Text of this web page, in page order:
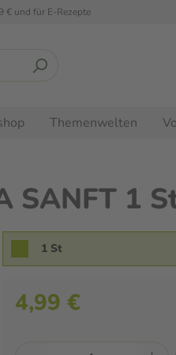
€ und für E-Rezepte
Themenwelten
SANFT 1
1 St
4,99 €